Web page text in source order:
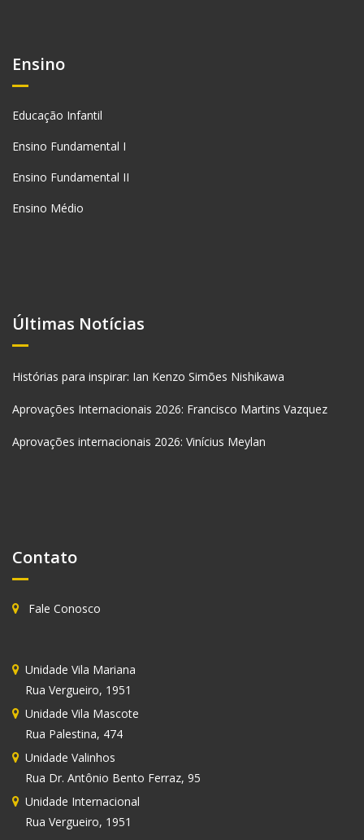
Ensino
Educação Infantil
Ensino Fundamental I
Ensino Fundamental II
Ensino Médio
Últimas Notícias
Histórias para inspirar: Ian Kenzo Simões Nishikawa
Aprovações Internacionais 2026: Francisco Martins Vazquez
Aprovações internacionais 2026: Vinícius Meylan
Contato
Fale Conosco
Unidade Vila Mariana
Rua Vergueiro, 1951
Unidade Vila Mascote
Rua Palestina, 474
Unidade Valinhos
Rua Dr. Antônio Bento Ferraz, 95
Unidade Internacional
Rua Vergueiro, 1951